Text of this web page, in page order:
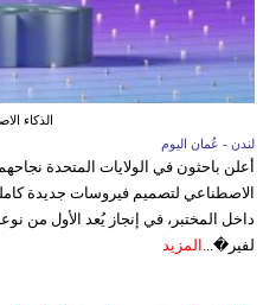
الذكاء
لندن - عُمان اليوم
أعلن باحثون في الولايات المتحدة
الاصطناعي لتصميم فيروسات جديدة
داخل المختبر، في إنجاز يُعد الأول من
لفير�...
المزيد